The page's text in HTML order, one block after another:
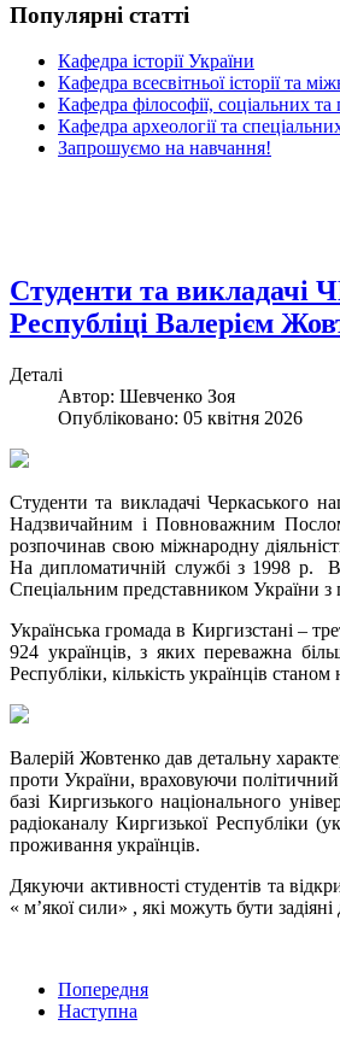
Популярні статті
Кафедра історії України
Кафедра всесвітньої історії та
Кафедра філософії, соціальних
Кафедра археології та
Запрошуємо на навчання!
Студенти та викладачі
Республіці Валерієм
Деталі
Автор: Шевченко Зоя
Опубліковано: 05 квітня 2026
Студенти та викладачі Черкаського
Надзвичайним і Повноважним
розпочинав свою міжнародну
На дипломатичній службі з 1998 р. В
Спеціальним представником України з
Українська громада в Киргизстані –
924 українців, з яких переважна
Республіки, кількість українців
Валерій Жовтенко дав детальну
проти України, враховуючи політичний
базі Киргизького національного
радіоканалу Киргизької Республіки
проживання українців.
Дякуючи активності студентів та
« м’якої сили» , які можуть бути
Попередня
Наступна